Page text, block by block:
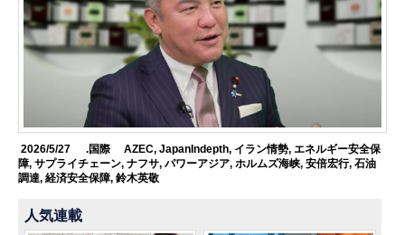
2026/5/27 .国際 AZEC, JapanIndepth, イラン情勢, エネルギー安全保
障,サプライチェーン,ナフサ,パワーアジア,ホルムズ海峡,安倍宏行,石油
調達,経済安全保障,鈴木英敬
人気連載